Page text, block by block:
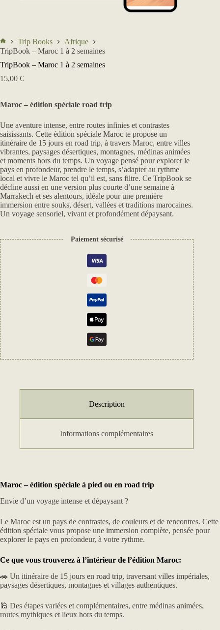
Accueil
Trip Books
Afrique
TripBook – Maroc 1 à 2 semaines
TripBook – Maroc 1 à 2 semaines
15,00 €
Maroc – édition spéciale road trip
Une aventure intense, entre routes infinies et contrastes
saisissants. Cette édition spéciale Maroc te propose un
itinéraire de 15 jours en road trip, à travers Maroc, entre villes
vibrantes, paysages désertiques, montagnes, médinas animées
et moments hors du temps. Un voyage pensé pour explorer le
pays en profondeur, prendre le temps, s’adapter au rythme
local et vivre le Maroc tel qu’il est, sans filtre. Ce TripBook se
décline aussi en une version plus courte d’une semaine à
Marrakech et ses alentours, idéale pour une première
immersion entre souks, désert, vallées et traditions marocaines.
Un voyage sensoriel, vivant et profondément dépaysant.
Paiement sécurisé
Description
Informations complémentaires
Maroc – édition spéciale à pied ou en road trip
Envie d’un voyage intense et dépaysant ?
Le Maroc est un pays de contrastes, de couleurs et de rencontres. Cette
édition spéciale vous propose une immersion complète, pensée pour
explorer le pays en profondeur, à votre rythme.
Ce que vous trouverez à l’intérieur de l’édition Maroc:
🚗 Un itinéraire de 15 jours en road trip, traversant villes impériales,
paysages désertiques, montagnes et villages authentiques.
🕌 Des étapes variées et complémentaires, entre médinas animées,
routes mythiques et lieux hors du temps.